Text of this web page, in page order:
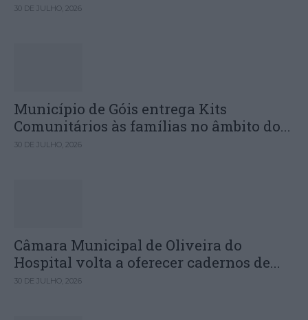
30 DE JULHO, 2026
Município de Góis entrega Kits
Comunitários às famílias no âmbito do...
30 DE JULHO, 2026
Câmara Municipal de Oliveira do
Hospital volta a oferecer cadernos de...
30 DE JULHO, 2026